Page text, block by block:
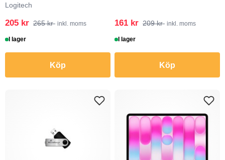
Logitech
205 kr 265 kr inkl. moms
I lager
Köp
161 kr 209 kr inkl. moms
I lager
Köp